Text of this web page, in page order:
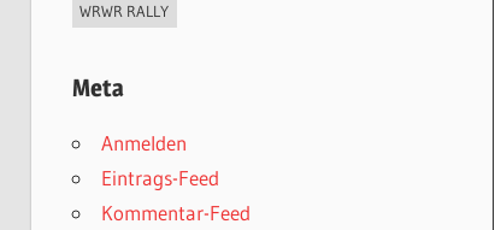
WRWR RALLY
Meta
Anmelden
Eintrags-Feed
Kommentar-Feed